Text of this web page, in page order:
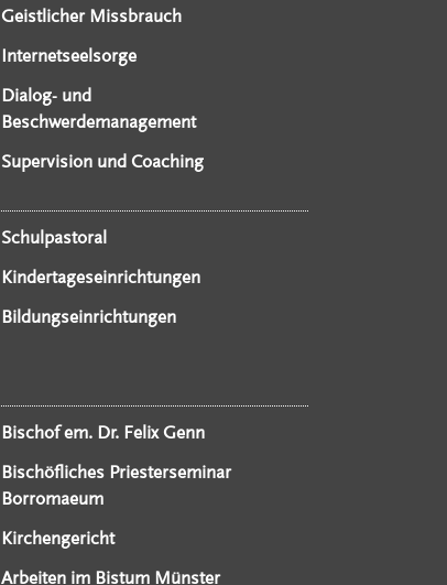
Geistlicher Missbrauch
Internetseelsorge
Dialog- und
Beschwerdemanagement
Supervision und Coaching
Schulpastoral
Kindertageseinrichtungen
Bildungseinrichtungen
Bischof em. Dr. Felix Genn
Bischöfliches Priesterseminar
Borromaeum
Kirchengericht
Arbeiten im Bistum Münster